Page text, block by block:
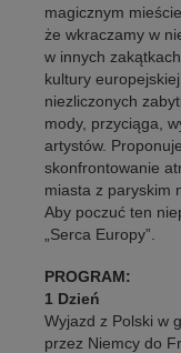
magicznym
że wkraczamy w
w innych
kultury
niezliczonych
mody, przyciąga,
artystów.
skonfrontowanie
miasta z paryskim
Aby poczuć ten
„Serca Europy”.
PROGRAM:
1 Dzień
Wyjazd z Polski w
przez Niemcy do